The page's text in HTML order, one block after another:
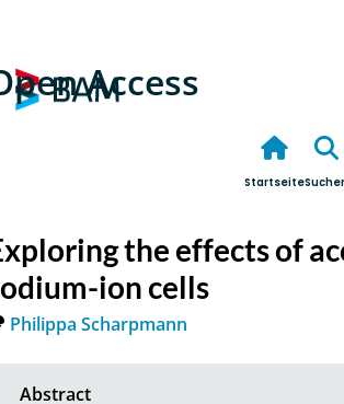
Access
Startseite
the effects of
ion cells
Philippa Scharpmann